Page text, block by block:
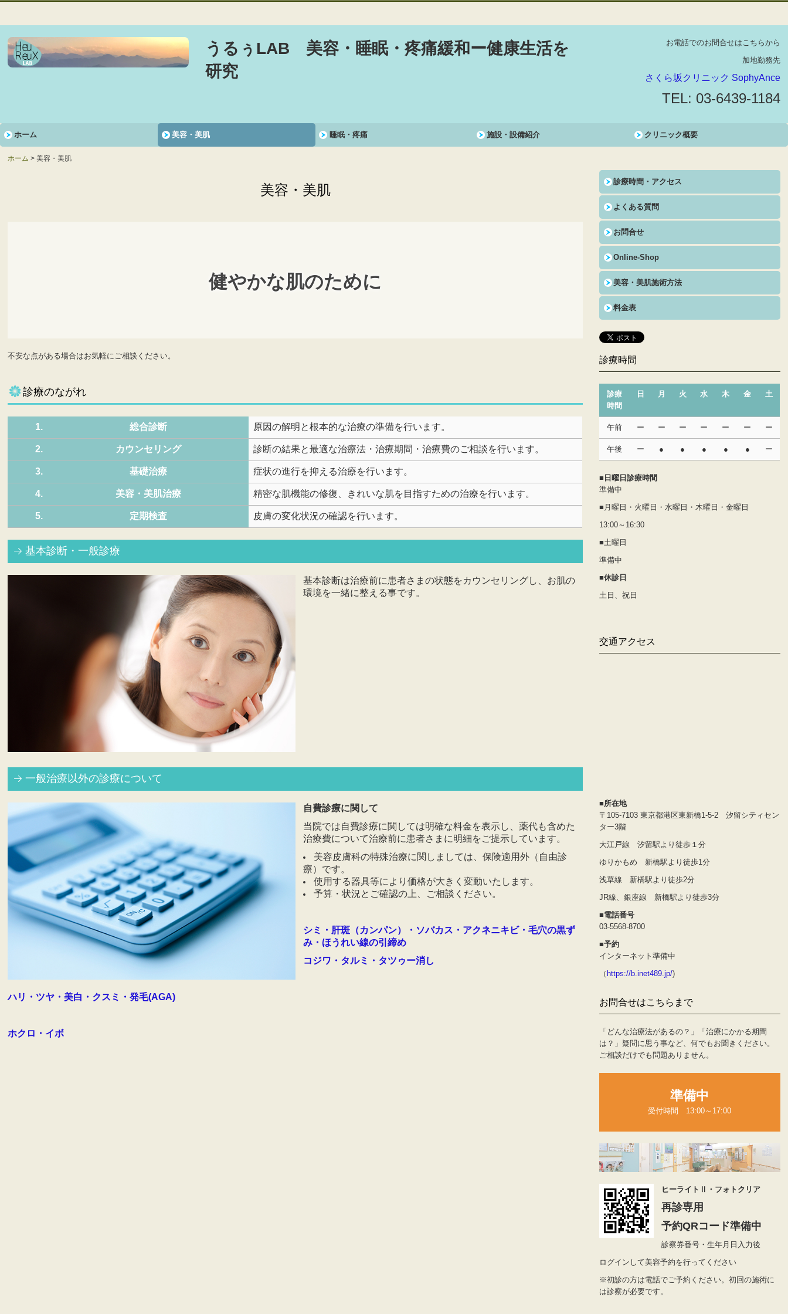
うるぅLAB 美容・睡眠・疼痛緩和ー健康生活を
研究
お電話でのお問合せはこちらから
加地勤務先
さくら坂クリニック SophyAnce
TEL: 03-6439-1184
ホーム 美容・美肌 睡眠・疼痛 施設・設備紹介 クリニック概要
ホーム 美容・美肌
美容・美肌
健やかな肌のために
不安な点がある場合はお気軽にご相談ください。
診療のながれ
1. 総合診断 原因の解明と根本的な治療の準備を行います。
2. カウンセリング 診断の結果と最適な治療法・治療期間・治療費のご相談を行います。
3. 基礎治療 症状の進行を抑える治療を行います。
4. 美容・美肌治療 精密な肌機能の修復、きれいな肌を目指すための治療を行います。
5. 定期検査 皮膚の変化状況の確認を行います。
基本診断・一般診療
基本診断は治療前に患者さまの状態をカウンセリングし、お肌の
環境を一緒に整える事です。
一般治療以外の診療について
自費診療に関して
当院では自費診療に関しては明確な料金を表示し、薬代も含めた
治療費について治療前に患者さまに明細をご提示しています。
美容皮膚科の特殊治療に関しましては、保険適用外（自由診
療）です。
使用する器具等により価格が大きく変動いたします。
予算・状況とご確認の上、ご相談ください。
シミ・肝斑（カンパン）・ソバカス・アクネニキビ・毛穴の黒ず
み・ほうれい線の引締め
コジワ・タルミ・タツゥー消し
ハリ・ツヤ・美白・クスミ・発毛(AGA)
ホクロ・イボ
診療時間・アクセス
よくある質問
お問合せ
Online-Shop
美容・美肌施術方法
料金表
診療時間
診療
時間
日 月 火 水 木 金 土
午前 ー ー ー ー ー ー ー
午後 ー ● ● ● ● ● ー
■日曜日診療時間
準備中
■月曜日・火曜日・水曜日・木曜日・金曜日
13:00～16:30
■土曜日
準備中
■休診日
土日、祝日
交通アクセス
■所在地
〒105-7103 東京都港区東新橋1-5-2 汐留シティセン
ター3階
大江戸線 汐留駅より徒歩１分
ゆりかもめ 新橋駅より徒歩1分
浅草線 新橋駅より徒歩2分
JR線、銀座線 新橋駅より徒歩3分
■電話番号
03-5568-8700
■予約
インターネット準備中
（ https://b.inet489.jp/)
お問合せはこちらまで
「どんな治療法があるの？」「治療にかかる期間
は？」疑問に思う事など、何でもお聞きください。
ご相談だけでも問題ありません。
準備中
受付時間　13:00～17:00
ヒーライトⅡ・フォトクリア
再診専用
予約QRコード準備中
診察券番号・生年月日入力後
ログインして美容予約を行ってください
※初診の方は電話でご予約ください。初回の施術に
は診察が必要です。